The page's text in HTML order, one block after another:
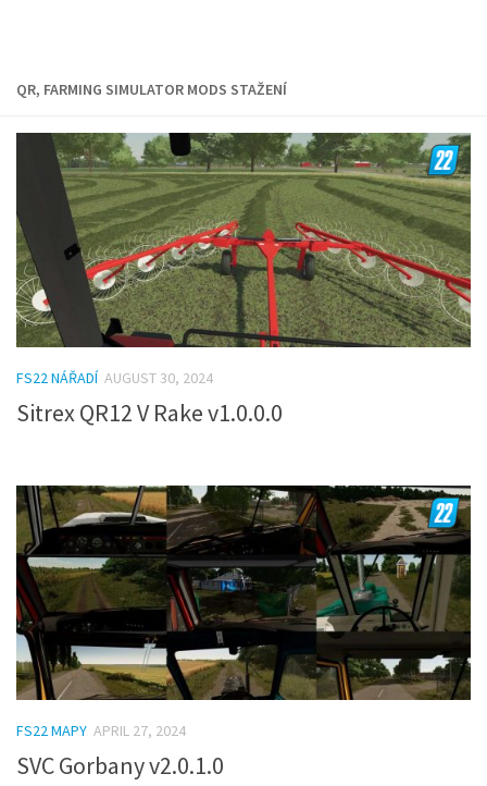
QR, FARMING SIMULATOR MODS STAŽENÍ
FS22 NÁŘADÍ AUGUST 30, 2024
Sitrex QR12 V Rake v1.0.0.0
FS22 MAPY APRIL 27, 2024
SVC Gorbany v2.0.1.0